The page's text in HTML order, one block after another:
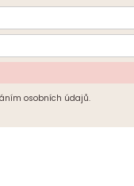
osobních údajů.